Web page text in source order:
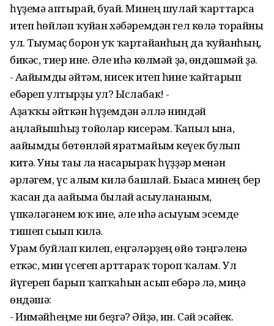
һүҙемә аптырай, буғай. Минең шулай ҡарттарса
итеп һөйләп ҡуйған хәбәремдән гел көлә торғайны
ул. Тыумаҫ борон уҡ ҡартайғанһың да ҡуйғанһың,
бикәс, тиер ине. Әле иһә көлмәй ҙә, өндәшмәй ҙә.
- Ағайымды әйтәм, нисек итеп һине ҡайтарып
ебәреп ултырҙы ул? Ыслабак! -
Аҙаҡҡы әйткән һүҙемдән әллә ниндәй
аңлайышһыҙ тойғолар кисерәм. Ҡапыл ғына,
ағайымды бөтөнләй яратмайым кеүек булып
китә. Уны тағы ла насарыраҡ һүҙҙәр менән
әрләгем, үс алғым килә башлай. Бығаса минең бер
ҡасан да ағайыма былай асыуланғаным,
үпкәләгәнем юҡ ине, әле иһә асыуым эсемде
тишеп сығып килә.
Урам буйлап килеп, еңгәләрҙең өйө тәңгәленә
еткәс, мин үсегеп арттараҡ тороп ҡалам. Ул
йүгереп барып ҡапҡаһын асып ебәрә лә, миңә
өндәшә:
- Инмәйһеңме ни беҙгә? Әйҙә, ин. Сәй эсәйек.